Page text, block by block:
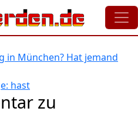
in München? Hat jemand
hast
zu